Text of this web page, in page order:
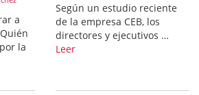
a
la
Según un estudio reciente
de la empresa CEB, los
directores y ejecutivos …
Leer